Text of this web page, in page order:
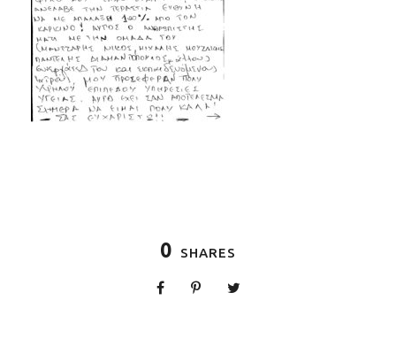
0 SHARES